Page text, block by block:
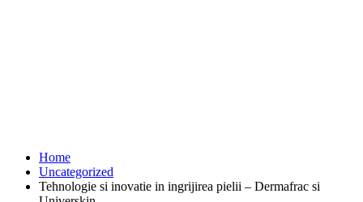
Home
Uncategorized
Tehnologie si inovatie in ingrijirea pielii – Dermafrac si